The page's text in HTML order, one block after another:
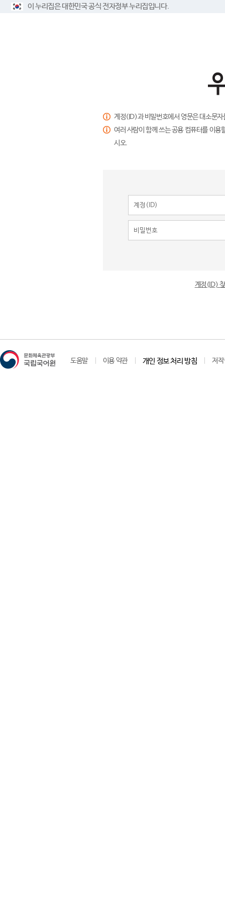
이 누리집은 대한민국 공식 전자정부 누리집입니다.
계정(ID)과 비밀번호에서 영문은 대소문
여러 사람이 함께 쓰는 공용 컴퓨터를 이
시오.
계정(ID)
도움말 이용 약관 개인 정보 처리 방침 저